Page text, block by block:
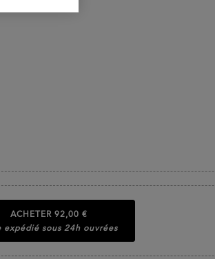
ACHETER 92,00 €
expédié sous 24h ouvrées